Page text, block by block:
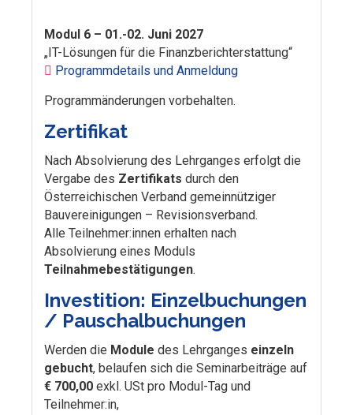
Modul 6 – 01.-02. Juni 2027
„IT-Lösungen für die Finanzberichterstattung“
Programmdetails und Anmeldung
Programmänderungen vorbehalten.
Zertifikat
Nach Absolvierung des Lehrganges erfolgt die
Vergabe des Zertifikats durch den
Österreichischen Verband gemeinnütziger
Bauvereinigungen – Revisionsverband.
Alle Teilnehmer:innen erhalten nach
Absolvierung eines Moduls
Teilnahmebestätigungen.
Investition: Einzelbuchungen
/ Pauschalbuchungen
Werden die Module des Lehrganges einzeln
gebucht, belaufen sich die Seminarbeiträge auf
€ 700,00 exkl. USt pro Modul-Tag und
Teilnehmer:in,